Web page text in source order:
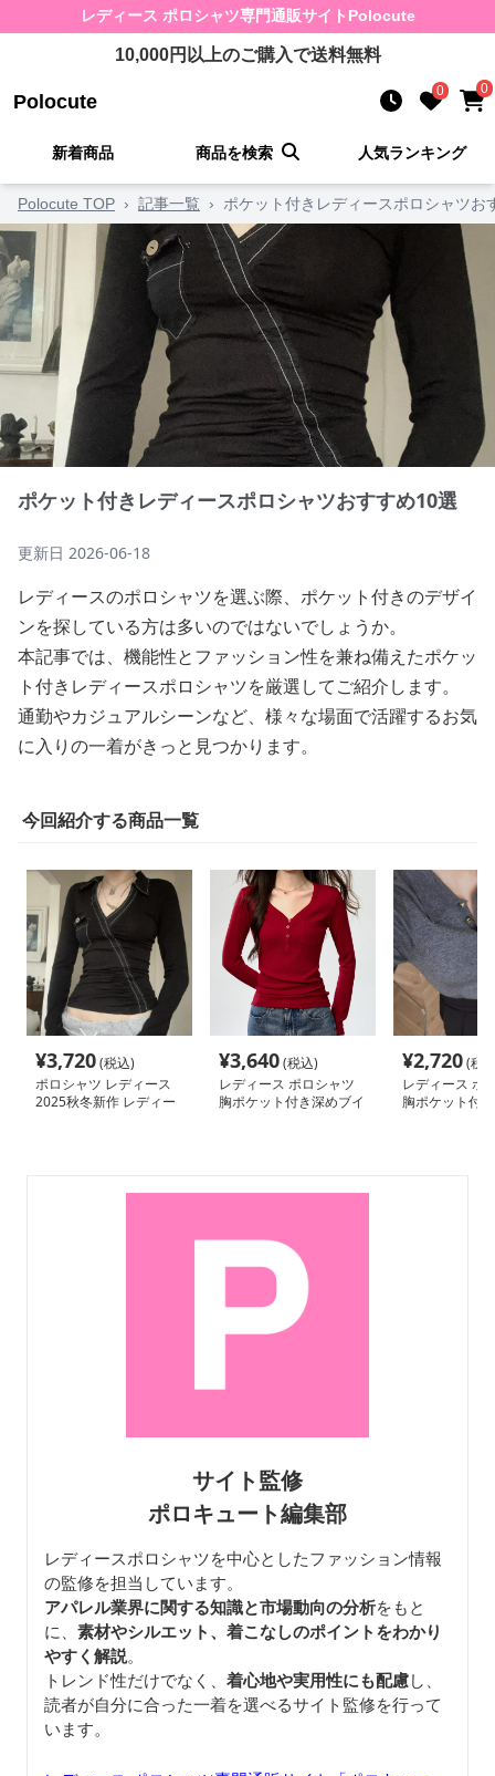
レディース ポロシャツ専門通販サイト Polocute
10,000円以上のご購入で送料無料
Polocute 0 0
新着商品 商品を検索 人気ランキング
Polocute TOP › 記事一覧 › ポケット付きレディースポロシャツお
ポケット付きレディースポロシャツおすすめ10選
更新日 2026-06-18
レディースのポロシャツを選ぶ際、ポケット付きのデザイ
ンを探している方は多いのではないでしょうか。
本記事では、機能性とファッション性を兼ね備えたポケッ
ト付きレディースポロシャツを厳選してご紹介します。
通勤やカジュアルシーンなど、様々な場面で活躍するお気
に入りの一着がきっと見つかります。
今回紹介する商品一覧
¥3,720(税込)
ポロシャツ レディース
2025秋冬新作 レディー
¥3,640(税込)
レディース ポロシャツ
胸ポケット付き深めブイ
¥2,720(税
レディース ポ
胸ポケット付
サイト監修
ポロキュート編集部
レディースポロシャツを中心としたファッション情報
の監修を担当しています。
アパレル業界に関する知識と市場動向の分析をもと
に、 素材やシルエット、着こなしのポイントをわかり
やすく解説。
トレンド性だけでなく、 着心地や実用性にも配慮し、
読者が自分に合った一着を選べるサイト監修を行って
います。